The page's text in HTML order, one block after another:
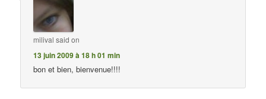
milival said on
13 juin 2009 à 18 h 01 min
bon et bien, bienvenue!!!!